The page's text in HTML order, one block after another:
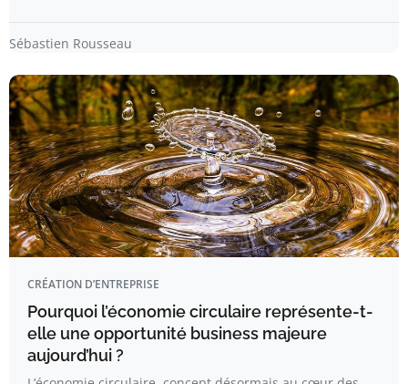
Sébastien Rousseau
CRÉATION D’ENTREPRISE
Pourquoi l’économie circulaire représente-t-
elle une opportunité business majeure
aujourd’hui ?